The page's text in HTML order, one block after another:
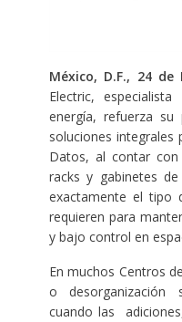
México, D.F., 24
Electric,
energía, refuerza
soluciones integrales
Datos, al contar
racks y gabinetes
exactamente el tipo
requieren para
y bajo control en
En muchos Centros
o desorganización
cuando las